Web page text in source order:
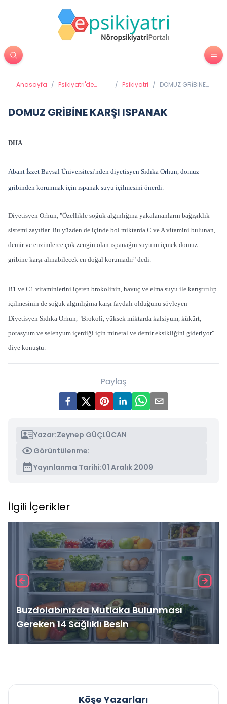
Anasayfa / Psikiyatri'de
/ Psikiyatri / DOMUZ GRİBİNE
DOMUZ GRİBİNE KARŞI ISPANAK
DHA
Abant İzzet Baysal Üniversitesi'nden diyetisyen Sıdıka Orhun, domuz
gribinden korunmak için ıspanak suyu içilmesini önerdi.
Diyetisyen Orhun, "Özellikle soğuk algınlığına yakalananların bağışıklık
sistemi zayıflar. Bu yüzden de içinde bol miktarda C ve A vitamini bulunan,
demir ve enzimlerce çok zengin olan ıspanağın suyunu içmek domuz
gribine karşı alınabilecek en doğal korumadır" dedi.
B1 ve C1 vitaminlerini içeren brokolinin, havuç ve elma suyu ile karıştırılıp
içilmesinin de soğuk algınlığına karşı faydalı olduğunu söyleyen
Diyetisyen Sıdıka Orhun, "Brokoli, yüksek miktarda kalsiyum, kükürt,
potasyum ve selenyum içerdiği için mineral ve demir eksikliğini gideriyor"
diye konuştu.
Paylaş
Yazar:Zeynep GÜÇLÜCAN
Görüntülenme:
Yayınlanma Tarihi:01 Aralık 2009
İlgili İçerikler
Buzdolabınızda Mutlaka Bulunması
Gereken 14 Sağlıklı Besin
Köşe Yazarları